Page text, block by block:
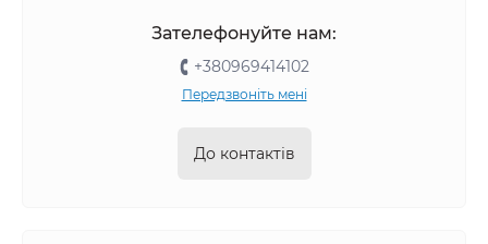
Зателефонуйте нам:
+380969414102
Передзвоніть мені
До контактів